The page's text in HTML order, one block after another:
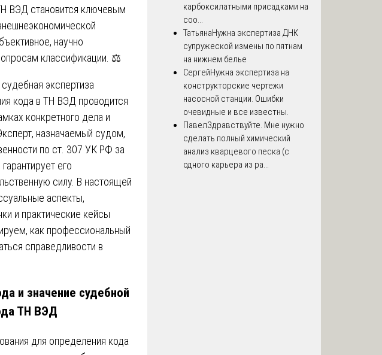
ВЭД становится ключевым
научно
классификации. ⚖️
экспертиза
кода в ТН ВЭД проводится
конкретного дела и
назначаемый судом,
по ст. 307 УК РФ за
его
силу. В настоящей
аспекты,
и практические кейсы
как профессиональный
справедливости в
и значение судебной
ТН ВЭД
для определения кода
карбоксилатными присадками на
соо...
ТатьянаНужна экспертиза ДНК
супружеской измены по пятнам
на нижнем белье
СергейНужна экспертиза на
конструкторские чертежи
насосной станции. Ошибки
очевидные и все известны.
ПавелЗдравствуйте. Мне нужно
сделать полный химический
анализ кварцевого песка (с
одного карьера из ра...